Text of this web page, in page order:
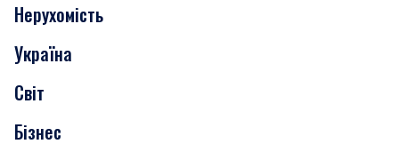
Події
Скандали
Нерухомість
Транспорт
Нерухомість
Україна
Світ
Бізнес